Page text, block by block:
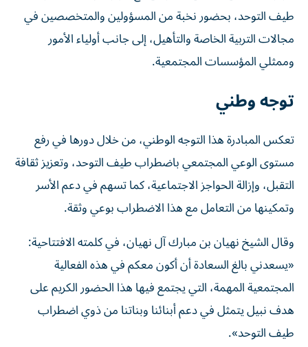
طيف التوحد، بحضور نخبة من المسؤولين والمتخصصين في
مجالات التربية الخاصة والتأهيل، إلى جانب أولياء الأمور
وممثلي المؤسسات المجتمعية.
توجه وطني
تعكس المبادرة هذا التوجه الوطني، من خلال دورها في رفع
مستوى الوعي المجتمعي باضطراب طيف التوحد، وتعزيز ثقافة
التقبل، وإزالة الحواجز الاجتماعية، كما تسهم في دعم الأسر
وتمكينها من التعامل مع هذا الاضطراب بوعي وثقة.
وقال الشيخ نهيان بن مبارك آل نهيان، في كلمته الافتتاحية:
«يسعدني بالغ السعادة أن أكون معكم في هذه الفعالية
المجتمعية المهمة، التي يجتمع فيها هذا الحضور الكريم على
هدف نبيل يتمثل في دعم أبنائنا وبناتنا من ذوي اضطراب
طيف التوحد».